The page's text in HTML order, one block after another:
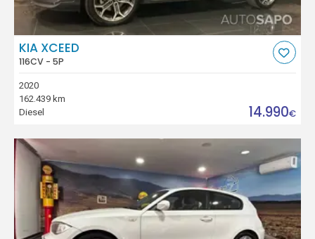
KIA XCEED
116CV - 5P
2020
162.439 km
Diesel
14.990€